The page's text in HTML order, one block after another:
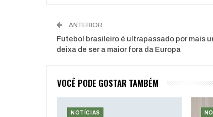
ANTERIOR
Futebol brasileiro é ultrapassado por mais
deixa de ser a maior fora da Europa
VOCÊ PODE GOSTAR TAMBÉM
NOTÍCIAS